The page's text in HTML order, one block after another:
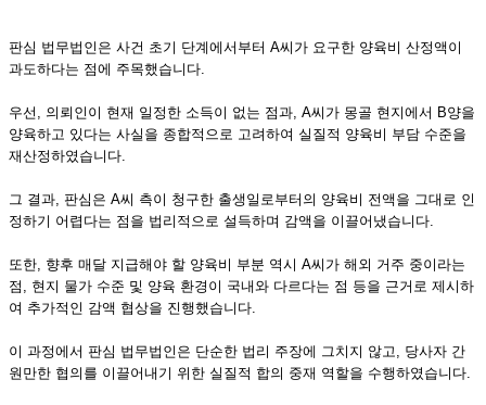
판심 법무법인은 사건 초기 단계에서부터 A씨가 요구한 양육비 산정액이
과도하다는 점에 주목했습니다.
우선, 의뢰인이 현재 일정한 소득이 없는 점과, A씨가 몽골 현지에서 B양을
양육하고 있다는 사실을 종합적으로 고려하여 실질적 양육비 부담 수준을
재산정하였습니다.
그 결과, 판심은 A씨 측이 청구한 출생일로부터의 양육비 전액을 그대로 인
정하기 어렵다는 점을 법리적으로 설득하며 감액을 이끌어냈습니다.
또한, 향후 매달 지급해야 할 양육비 부분 역시 A씨가 해외 거주 중이라는
점, 현지 물가 수준 및 양육 환경이 국내와 다르다는 점 등을 근거로 제시하
여 추가적인 감액 협상을 진행했습니다.
이 과정에서 판심 법무법인은 단순한 법리 주장에 그치지 않고, 당사자 간
원만한 협의를 이끌어내기 위한 실질적 합의 중재 역할을 수행하였습니다.